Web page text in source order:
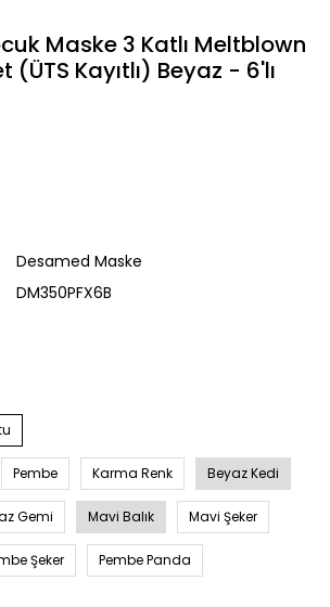
Maske 3 Katlı Meltblown
(ÜTS Kayıtlı) Beyaz - 6'lı
Desamed Maske
DM350PFX6B
Pembe Karma Renk Beyaz Kedi
Gemi Mavi Balık Mavi Şeker
Şeker Pembe Panda